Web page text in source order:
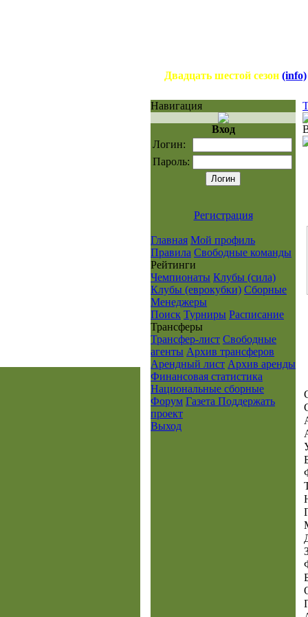
Двадцать шестой сезон (info)
Навигация
Вход
Логин:
Пароль:
Регистрация
Главная Мой профиль
Правила Свободные команды
Рейтинги
Чемпионаты Клубы (сила)
Клубы (еврокубки) Сборные
Менеджеры
Поиск Турниры Расписание
Транcферы
Трансфер-лист Свободные
агенты Архив трансферов
Арендный лист Архив аренды
Финансовая статистика
Национальные сборные
Форум Газета Поддержать
проект
Выход